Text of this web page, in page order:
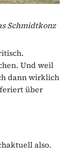
Schmidtkonz
Und weil
dann wirklich
über
also.